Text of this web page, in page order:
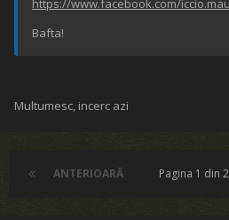
https://www.facebook.com/
Bafta!
Multumesc, incerc azi
ANTERIOARĂ Pagina 1 din 2